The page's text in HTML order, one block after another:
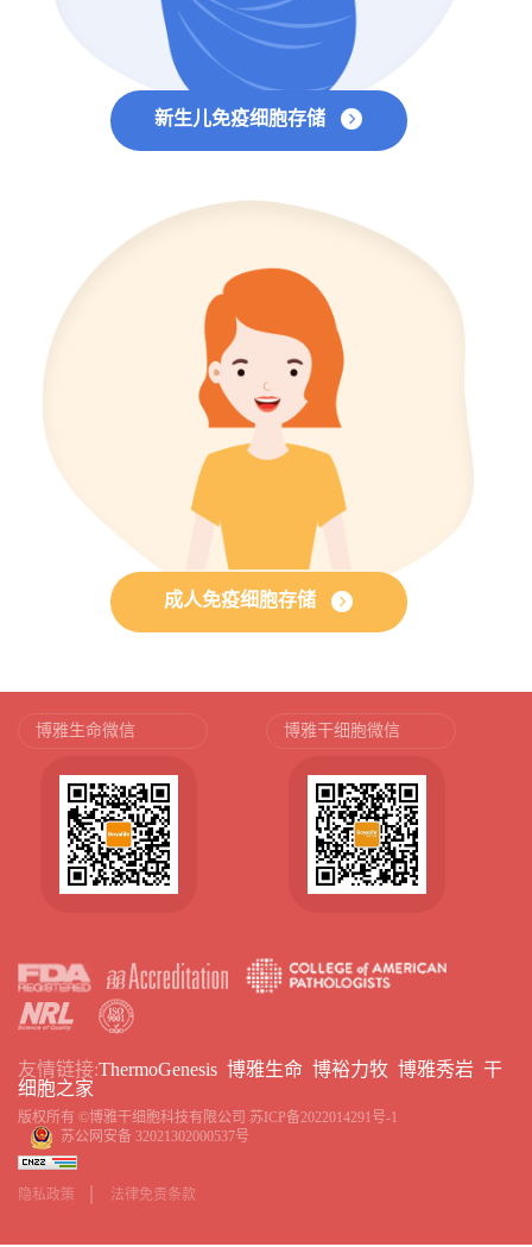
新生儿免疫细胞存储
成人免疫细胞存储
博雅生命微信 博雅干细胞微信
友情链接:ThermoGenesis 博雅生命 博裕力牧 博雅秀岩 干
细胞之家
版权所有 ©博雅干细胞科技有限公司 苏ICP备2022014291号-1
苏公网安备 32021302000537号
隐私政策 法律免责条款